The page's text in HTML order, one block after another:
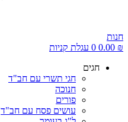
חנות
0.00 ₪
0 עגלת קניות
חגים
חגי תשרי עם חב"ד
חנוכה
פורים
עושים פסח עם חב"ד